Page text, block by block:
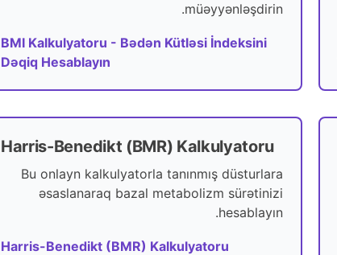
müəyyənləşdirin.
BMI Kalkulyatoru - Bədən Kütləsi İndeksini
Dəqiq Hesablayın
Harris-Benedikt (BMR) Kalkulyatoru
Bu onlayn kalkulyatorla tanınmış düsturlara
əsaslanaraq bazal metabolizm sürətinizi
hesablayın.
Harris-Benedikt (BMR) Kalkulyatoru